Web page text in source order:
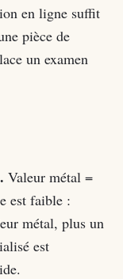
en ligne suffit
pièce de
un examen
Valeur métal =
est faible :
métal, plus un
est